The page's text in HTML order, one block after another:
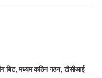
बिट, मध्यम कठिन गठन, टीसीआई